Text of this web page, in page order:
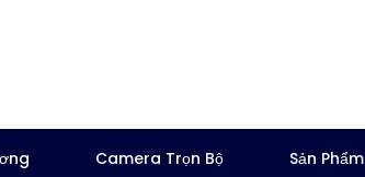
Camera Trọn Bộ Sản Phẩm